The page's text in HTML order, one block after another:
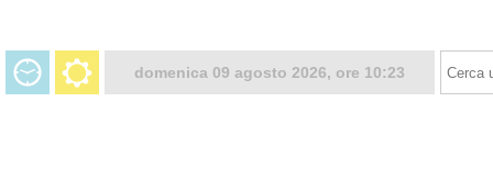
domenica 09 agosto 2026, ore 10:23